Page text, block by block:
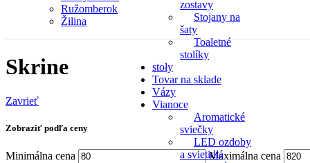
zostavy
Stojany na
šaty
Toaletné
stolíky
stoły
Tovar na sklade
Vázy
Vianoce
Aromatické
sviečky
LED ozdoby
a svietidlá
Ružomberok
Žilina
Skrine
Zavrieť
Zobraziť podľa ceny
Minimálna cena Maximálna cena